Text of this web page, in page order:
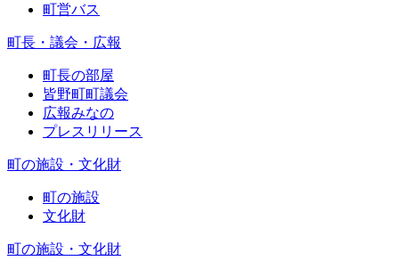
町営バス
町長・議会・広報
町長の部屋
皆野町町議会
広報みなの
プレスリリース
町の施設・文化財
町の施設
文化財
町の施設・文化財